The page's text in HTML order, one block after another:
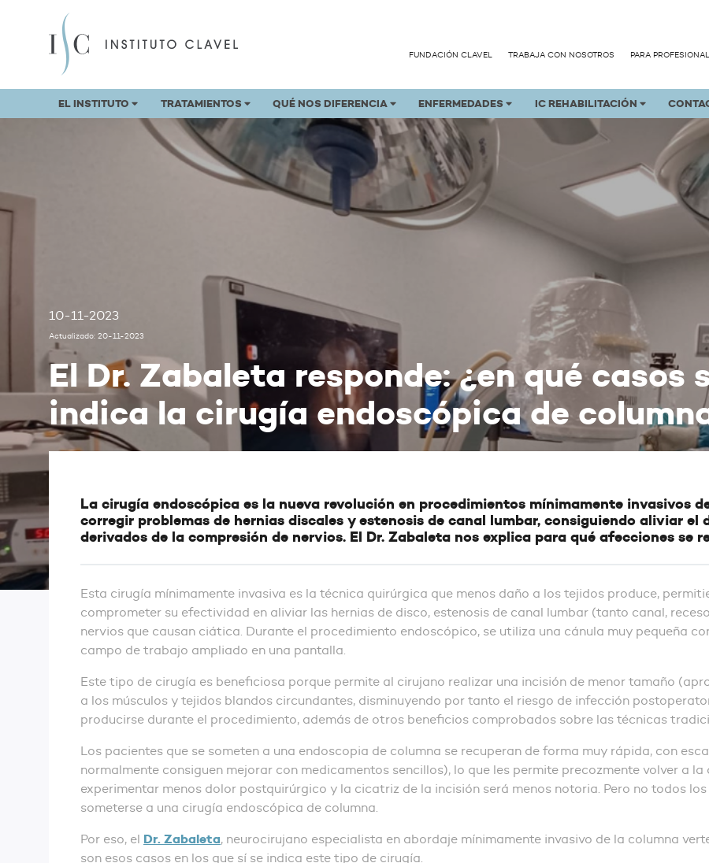
FUNDACIÓN CLAVEL TRABAJA CON NOSOTROS PARA
EL INSTITUTO TRATAMIENTOS QUÉ NOS DIFERENCIA ENFERMEDADES IC REHABILITACIÓN
10-11-2023
Actualizado: 20-11-2023
El Dr. Zabaleta responde: ¿en qué casos
indica la cirugía endoscópica de
La cirugía endoscópica es la nueva revolución en procedimientos mínimamente invasivos
corregir problemas de hernias discales y estenosis de canal lumbar, consiguiendo aliviar el
derivados de la compresión de nervios. El Dr. Zabaleta nos explica para qué afecciones se
Esta cirugía mínimamente invasiva es la técnica quirúrgica que menos daño a los tejidos produce,
comprometer su efectividad en aliviar las hernias de disco, estenosis de canal lumbar (tanto canal,
nervios que causan ciática. Durante el procedimiento endoscópico, se utiliza una cánula muy pequeña
campo de trabajo ampliado en una pantalla.
Este tipo de cirugía es beneficiosa porque permite al cirujano realizar una incisión de menor tamaño
a los músculos y tejidos blandos circundantes, disminuyendo por tanto el riesgo de infección
producirse durante el procedimiento, además de otros beneficios comprobados sobre las técnicas
Los pacientes que se someten a una endoscopia de columna se recuperan de forma muy rápida, con
normalmente consiguen mejorar con medicamentos sencillos), lo que les permite precozmente volver a
experimentar menos dolor postquirúrgico y la cicatriz de la incisión será menos notoria. Pero no todos
someterse a una cirugía endoscópica de columna.
Por eso, el Dr. Zabaleta, neurocirujano especialista en abordaje mínimamente invasivo de la columna
son esos casos en los que sí se indica este tipo de cirugía.